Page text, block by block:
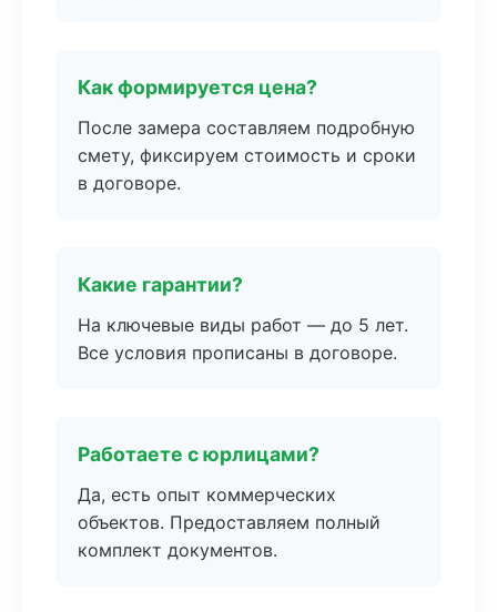
Как формируется цена?
После замера составляем подробную
смету, фиксируем стоимость и сроки
в договоре.
Какие гарантии?
На ключевые виды работ — до 5 лет.
Все условия прописаны в договоре.
Работаете с юрлицами?
Да, есть опыт коммерческих
объектов. Предоставляем полный
комплект документов.